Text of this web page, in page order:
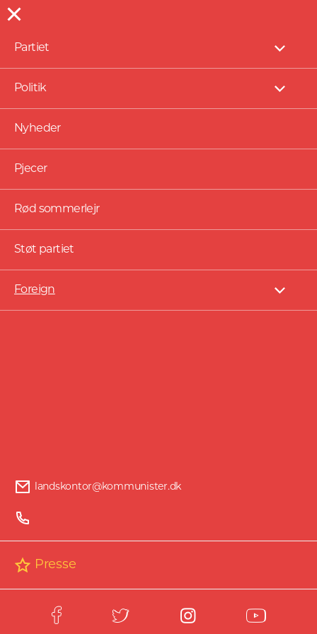
Partiet
Vis
Politik
Vis
Nyheder
Pjecer
Rød sommerlejr
Støt partiet
Foreign
Vis
landskontor@kommunister.dk
Presse
Foreign
Kommunistisk Parti ☭ - © Copyright 2021. All rights reserved. - Webdesign & Development